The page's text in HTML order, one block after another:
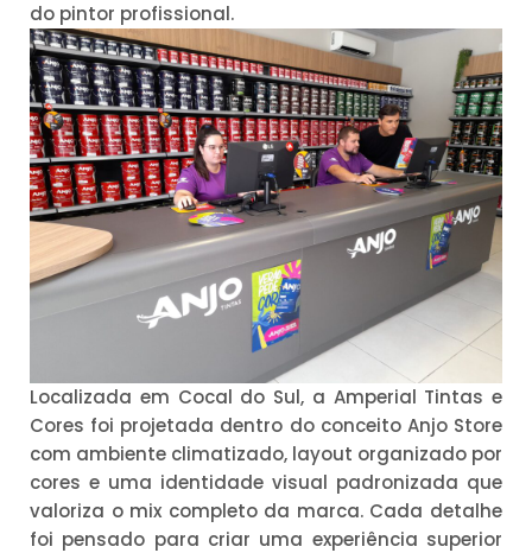
do pintor profissional.
Localizada em Cocal do Sul, a Amperial Tintas e
Cores foi projetada dentro do conceito Anjo Store
com ambiente climatizado, layout organizado por
cores e uma identidade visual padronizada que
valoriza o mix completo da marca. Cada detalhe
foi pensado para criar uma experiência superior